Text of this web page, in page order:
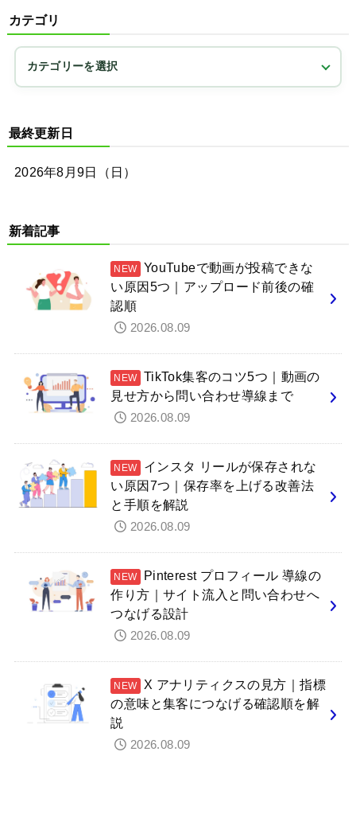
カテゴリ
最終更新日
2026年8月9日（日）
新着記事
YouTubeで動画が投稿できな
い原因5つ｜アップロード前後の確
認順
2026.08.09
TikTok集客のコツ5つ｜動画の
見せ方から問い合わせ導線まで
2026.08.09
インスタ リールが保存されな
い原因7つ｜保存率を上げる改善法
と手順を解説
2026.08.09
Pinterest プロフィール 導線の
作り方｜サイト流入と問い合わせへ
つなげる設計
2026.08.09
X アナリティクスの見方｜指標
の意味と集客につなげる確認順を解
説
2026.08.09